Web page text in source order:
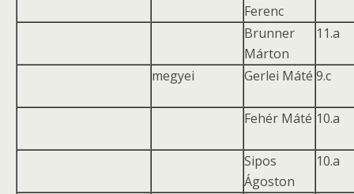
Ferenc
Brunner
Márton
11.a
megyei Gerlei Máté 9.c
Fehér Máté 10.a
Sipos
Ágoston
10.a